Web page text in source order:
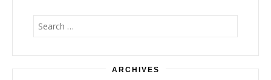
Search
for:
ARCHIVES